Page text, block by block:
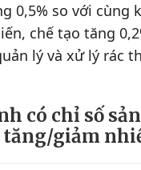
0,5% so với cùng
chế tạo tăng
lý và xử lý rác